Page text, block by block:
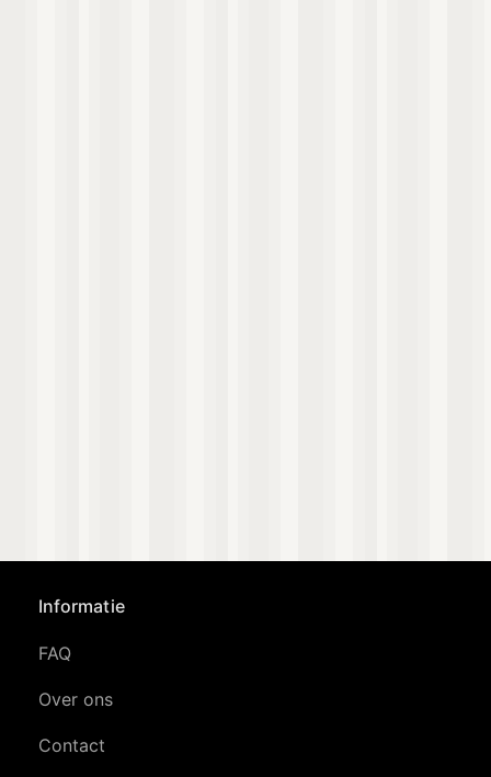
Informatie
FAQ
Over ons
Contact